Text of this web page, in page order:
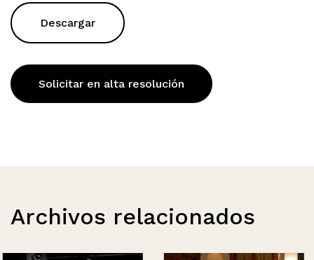
Descargar
Solicitar en alta resolución
Archivos relacionados